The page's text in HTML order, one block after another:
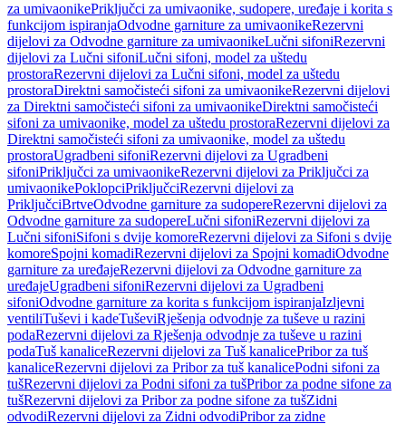
za umivaonikePriključci za umivaonike, sudopere, uređaje i korita s
funkcijom ispiranjaOdvodne garniture za umivaonikeRezervni
dijelovi za Odvodne garniture za umivaonikeLučni sifoniRezervni
dijelovi za Lučni sifoniLučni sifoni, model za uštedu
prostoraRezervni dijelovi za Lučni sifoni, model za uštedu
prostoraDirektni samočisteći sifoni za umivaonikeRezervni dijelovi
za Direktni samočisteći sifoni za umivaonikeDirektni samočisteći
sifoni za umivaonike, model za uštedu prostoraRezervni dijelovi za
Direktni samočisteći sifoni za umivaonike, model za uštedu
prostoraUgradbeni sifoniRezervni dijelovi za Ugradbeni
sifoniPriključci za umivaonikeRezervni dijelovi za Priključci za
umivaonikePoklopciPriključciRezervni dijelovi za
PriključciBrtveOdvodne garniture za sudopereRezervni dijelovi za
Odvodne garniture za sudopereLučni sifoniRezervni dijelovi za
Lučni sifoniSifoni s dvije komoreRezervni dijelovi za Sifoni s dvije
komoreSpojni komadiRezervni dijelovi za Spojni komadiOdvodne
garniture za uređajeRezervni dijelovi za Odvodne garniture za
uređajeUgradbeni sifoniRezervni dijelovi za Ugradbeni
sifoniOdvodne garniture za korita s funkcijom ispiranjaIzljevni
ventiliTuševi i kadeTuševiRješenja odvodnje za tuševe u razini
podaRezervni dijelovi za Rješenja odvodnje za tuševe u razini
podaTuš kanaliceRezervni dijelovi za Tuš kanalicePribor za tuš
kanaliceRezervni dijelovi za Pribor za tuš kanalicePodni sifoni za
tušRezervni dijelovi za Podni sifoni za tušPribor za podne sifone za
tušRezervni dijelovi za Pribor za podne sifone za tušZidni
odvodiRezervni dijelovi za Zidni odvodiPribor za zidne